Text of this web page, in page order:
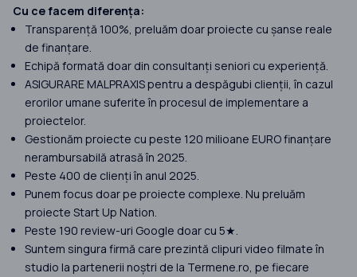
Cu ce facem diferența:
Transparență 100%, preluăm doar proiecte cu șanse reale
de finanțare.
Echipă formată doar din consultanți seniori cu experiență.
ASIGURARE MALPRAXIS pentru a despăgubi clienții, în cazul
erorilor umane suferite în procesul de implementare a
proiectelor.
Gestionăm proiecte cu peste 120 milioane EURO finanțare
nerambursabilă atrasă în 2025.
Peste 400 de clienți în anul 2025.
Punem focus doar pe proiecte complexe. Nu preluăm
proiecte Start Up Nation.
Peste 190 review-uri Google doar cu 5★.
Suntem singura firmă care prezintă clipuri video filmate în
studio la partenerii noștri de la Termene.ro, pe fiecare